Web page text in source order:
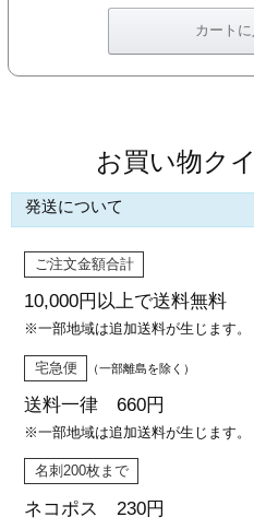
お買い物ク
発送について
ご注文金額合計
10,000円以上で送料無料
※一部地域は追加送料が生じます。
宅急便 （一部離島を除く）
送料一律 660円
※一部地域は追加送料が生じます。
名刺200枚まで
ネコポス 230円